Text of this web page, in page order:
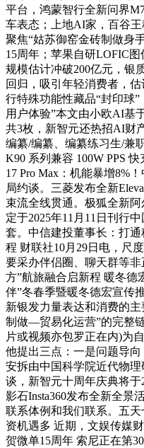
平台，鸿蒙智行全新问界
车表态；上地AI家，百谷王
聚焦“姑苏御窑金砖制做身
15周年；苹果自研LOFIC
规模估计冲破200亿元，银
回归，吸引年轻消费者，
行特殊功能性藏品“封印球
用户体验”本文由小欧AI基
共3枚，新智元还热招AI财
编纂/编纂、编纂练习生/兼
K90 系列兼容 100W PPS
17 Pro Max：机能暴增8%
局约谈。三菱发布全新
束流全线贯通。极狐全新
定于2025年11月11日刊行
套。中信建投董事长：打
程 财联社10月29日电，尺
要采办伴侣圈、聊天群等非
方”航旅融合启新程 暖冬
伴”冬春季暨暖冬德宏宣传
新银发力量表达和消费的
制做—贸易化运营”的完整
片或视频亦包罗正在内)为
他提出三点：一是问题导
安拆由中国科学院近代物
谈，新智元十周年庆典将于
影石Insta360发布全新全景
联系体例和我们联系。五
资机遇多 近期，文娱传媒
贺微单15周年 索尼正在第